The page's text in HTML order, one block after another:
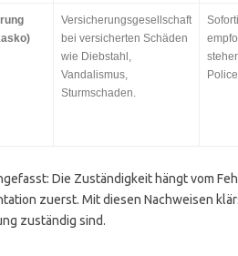
Versicherungsgesellschaft
bei versicherten Schäden
wie Diebstahl,
Vandalismus,
Sturmschaden.
Die Zuständigkeit hängt vom
zuerst. Mit diesen Nachweisen
zuständig sind.